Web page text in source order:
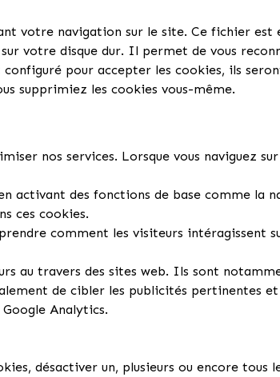
votre navigation sur le site. Ce fichier
votre disque dur. Il permet de vous
pour accepter les cookies, ils
supprimiez les cookies vous-même.
nos services. Lorsque vous naviguez
activant des fonctions de base comme la
ces cookies.
comment les visiteurs intéragissent
au travers des sites web. Ils sont
de cibler les publicités pertinentes
Analytics.
désactiver un, plusieurs ou encore tous